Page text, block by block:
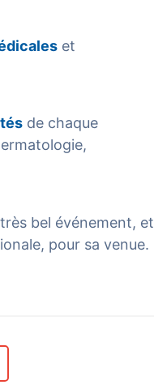
et
de chaque
bel événement, et
pour sa venue.